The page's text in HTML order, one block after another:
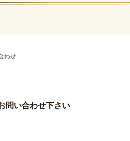
わせ
問い合わせ下さい